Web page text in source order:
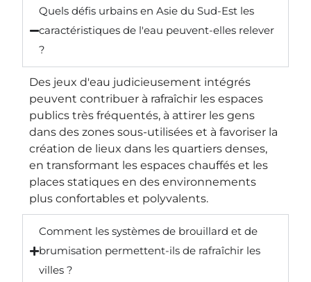
Quels défis urbains en Asie du Sud-Est les
caractéristiques de l'eau peuvent-elles relever
?
Des jeux d'eau judicieusement intégrés
peuvent contribuer à rafraîchir les espaces
publics très fréquentés, à attirer les gens
dans des zones sous-utilisées et à favoriser la
création de lieux dans les quartiers denses,
en transformant les espaces chauffés et les
places statiques en des environnements
plus confortables et polyvalents.
Comment les systèmes de brouillard et de
brumisation permettent-ils de rafraîchir les
villes ?